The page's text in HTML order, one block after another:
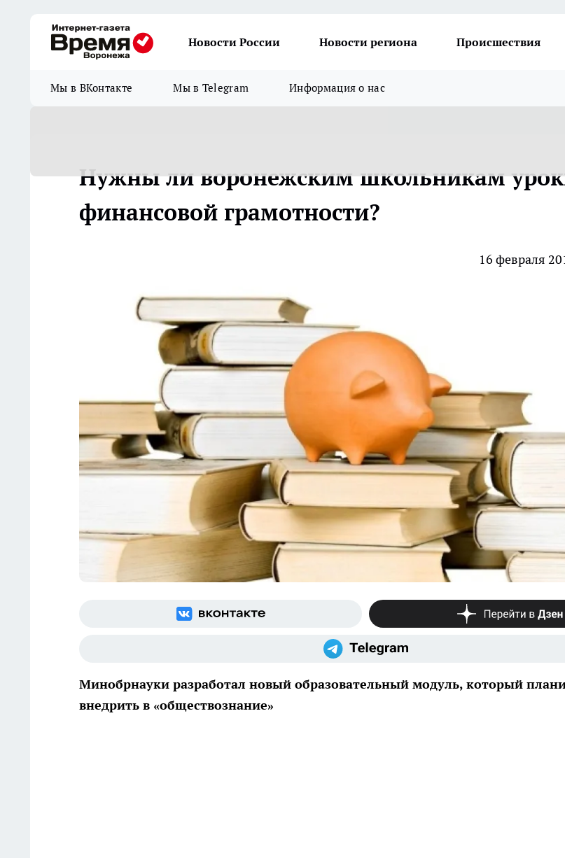
Новости России Новости региона Происшествия
Мы в ВКонтакте Мы в Telegram Информация о нас
Нужны ли воронежским школьникам
финансовой грамотности?
16 февраля
Минобрнауки разработал новый образовательный модуль, который
внедрить в «обществознание»